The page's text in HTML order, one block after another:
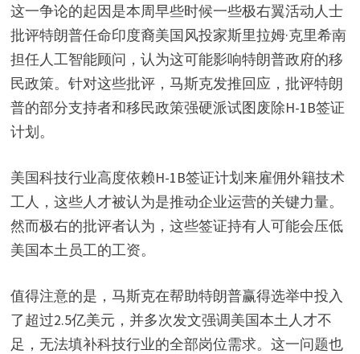
这一争论的起因是本周早些时候一些极右翼活动人士
批评特朗普任命印度裔美国风投家斯里拉姆·克里希南
担任人工智能顾问，认为这可能影响特朗普政府的移
民政策。针对这些批评，马斯克发推回应，批评特朗
普的部分支持者和移民政策强硬派试图废除H-1B签证
计划。
美国科技行业高度依赖H-1B签证计划来雇佣外籍技术
工人，这些人才被认为是推动企业运营的关键力量。
然而极右的批评者认为，这些签证持有人可能会压低
美国本土员工的工资。
值得注意的是，马斯克在帮助特朗普赢得选举中投入
了超过2.5亿美元，并多次发文强调美国本土人才不
足，无法填补科技行业的全部岗位需求。这一问题也